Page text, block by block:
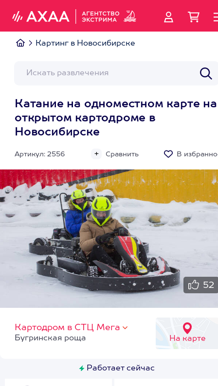
Картинг в Новосибирске
Катание на одноместном карте на
открытом картодроме в
Новосибирске
Артикул: 2556 Сравнить В
52
Картодром в СТЦ Мега
На карте
Бугринская роща
Работает сейчас